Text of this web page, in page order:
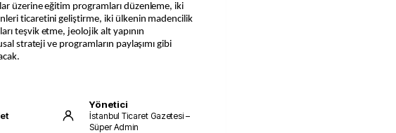
üzerine eğitim programları düzenleme, iki
ticaretini geliştirme, iki ülkenin madencilik
teşvik etme, jeolojik alt yapının
strateji ve programların paylaşımı gibi
Yönetici
İstanbul Ticaret Gazetesi –
Süper Admin